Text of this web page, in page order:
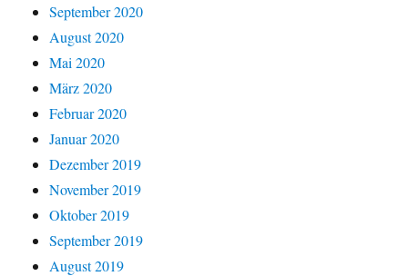
September 2020
August 2020
Mai 2020
März 2020
Februar 2020
Januar 2020
Dezember 2019
November 2019
Oktober 2019
September 2019
August 2019